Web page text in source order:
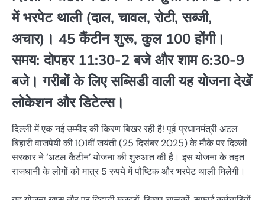
में भरपेट थाली (दाल, चावल, रोटी, सब्जी,
अचार)। 45 कैंटीन शुरू, कुल 100 होंगी।
समय: दोपहर 11:30-2 बजे और शाम 6:30-9
बजे। गरीबों के लिए सब्सिडी वाली यह योजना देखें
लोकेशन और डिटेल्स।
दिल्ली में एक नई उम्मीद की किरण बिखर रही है! पूर्व प्रधानमंत्री अटल
बिहारी वाजपेयी की 101वीं जयंती (25 दिसंबर 2025) के मौके पर दिल्ली
सरकार ने ‘अटल कैंटीन’ योजना की शुरुआत की है। इस योजना के तहत
राजधानी के लोगों को मात्र 5 रुपये में पौष्टिक और भरपेट थाली मिलेगी।